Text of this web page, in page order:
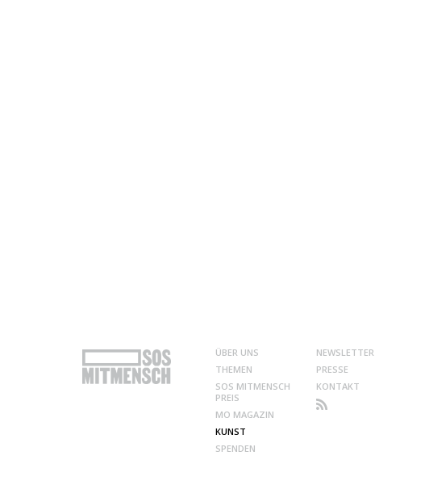
ÜBER UNS
THEMEN
SOS MITMENSCH
PREIS
MO MAGAZIN
KUNST
SPENDEN
NEWSLETTER
PRESSE
KONTAKT